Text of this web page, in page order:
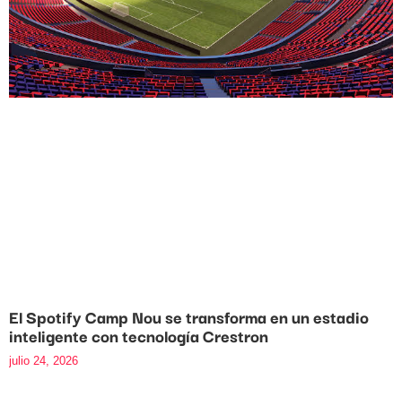
El Spotify Camp Nou se transforma en un estadio
inteligente con tecnología Crestron
julio 24, 2026